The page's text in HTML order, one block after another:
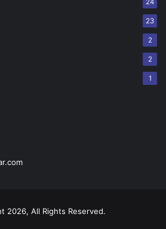
24
23
2
2
1
2026, All Rights Reserved.